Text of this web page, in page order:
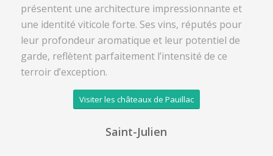
présentent une architecture impressionnante et
une identité viticole forte. Ses vins, réputés pour
leur profondeur aromatique et leur potentiel de
garde, reflètent parfaitement l’intensité de ce
terroir d’exception.
Visiter les châteaux de Pauillac
Saint-Julien